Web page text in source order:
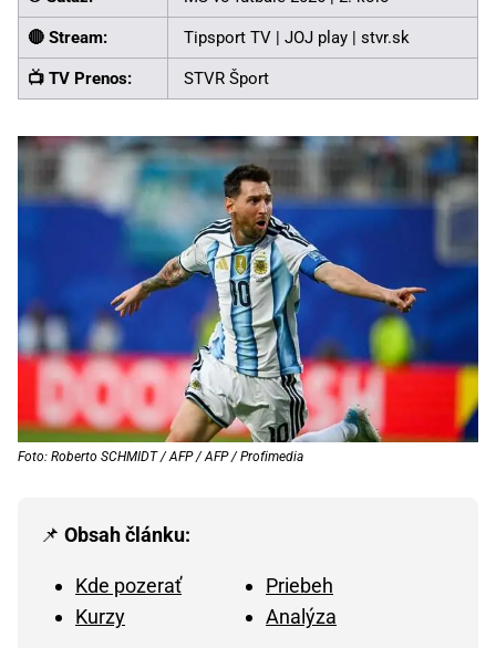
🔴 Stream: Tipsport TV | JOJ play | stvr.sk
📺 TV Prenos: STVR Šport
Foto: Roberto SCHMIDT / AFP / AFP / Profimedia
📌 Obsah článku:
Kde pozerať
Priebeh
Kurzy
Analýza